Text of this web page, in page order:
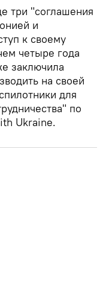
три "соглашения
и
к своему
четыре года
заключила
на своей
для
по
Ukraine.